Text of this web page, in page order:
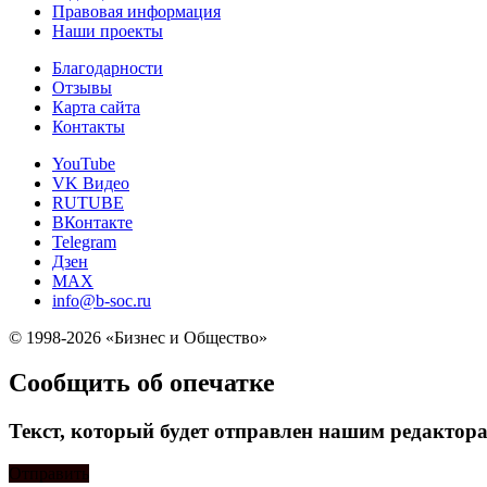
Правовая информация
Наши проекты
Благодарности
Отзывы
Карта сайта
Контакты
YouTube
VK Видео
RUTUBE
ВКонтакте
Telegram
Дзен
MAX
info@b-soc.ru
© 1998-2026 «Бизнес и Общество»
Сообщить об опечатке
Текст, который будет отправлен нашим
Отправить